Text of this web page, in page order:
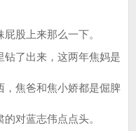
股上来那么一下。
了出来，这两年焦妈是
，焦爸和焦小娇都是倔脾
对蓝志伟点点头。